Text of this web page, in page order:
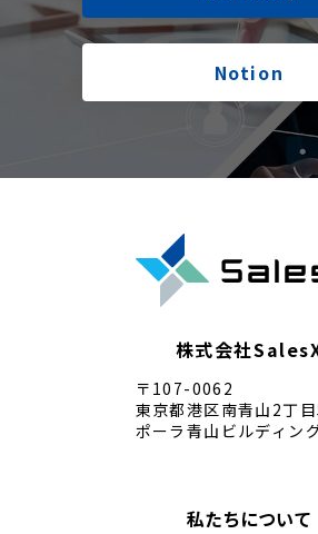
Notion
株式会社
〒107-0062
東京都港区南青山2丁
ポーラ青山ビルディン
私たちについて